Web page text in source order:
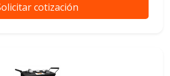
cotización